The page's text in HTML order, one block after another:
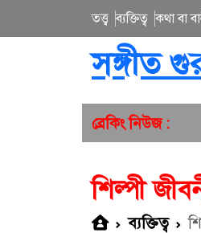
তত্ত্ব ব্যক্তিত্ব কথা বা
সঙ্গীত
ব্রেকিং নিউজ :
শিল্পী
ব্যক্তিত্ব